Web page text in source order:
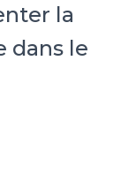
la
dans le